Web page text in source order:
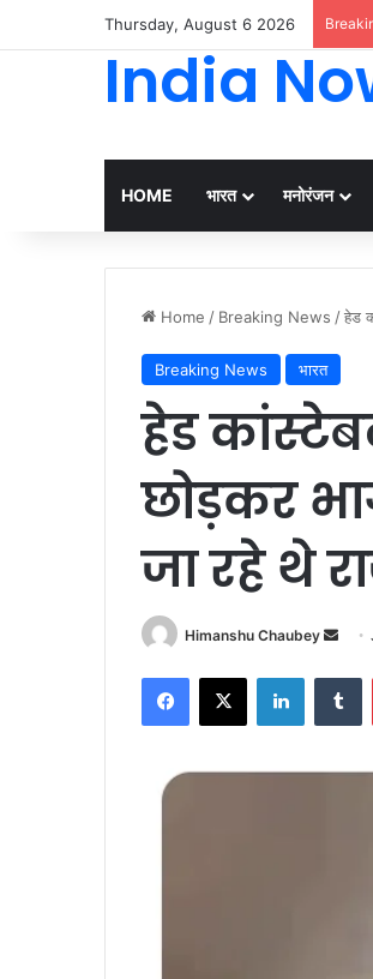
Thursday, August 6 2026
India
HOME भारत मनोरंजन
Home / Breaking News /हेड
Breaking News भारत
हेड
छोड़कर
जा रहे थे
Himanshu Chaubey